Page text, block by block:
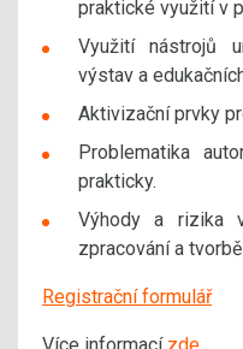
praktické využití v
Využití nástrojů
výstav a
Aktivizační prvky
Problematika
prakticky.
Výhody a rizika
zpracování a
Registrační formulář